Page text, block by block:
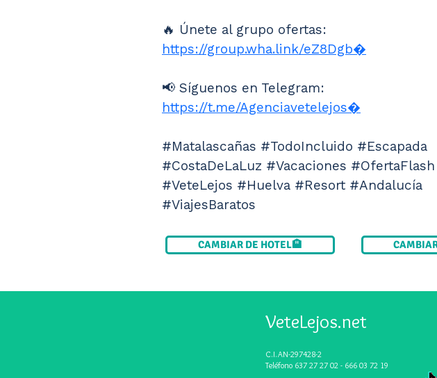
🔥 Únete al grupo ofertas:
https://group.wha.link/eZ8Dgb⁠�
📢 Síguenos en Telegram:
https://t.me/Agenciavetelejos⁠�
#Matalascañas #TodoIncluido #Escapada
#CostaDeLaLuz #Vacaciones #OfertaFlash
#VeteLejos #Huelva #Resort #Andalucía
#ViajesBaratos
CAMBIAR DE HOTEL🏨
VeteLejos.net
C.I.AN-297428-2
Teléfono 637 27 27 02 - 666 03 72 19